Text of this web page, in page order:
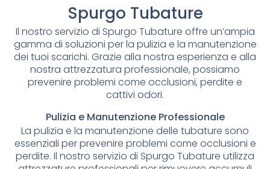
Spurgo Tubature
Il nostro servizio di Spurgo Tubature offre un’ampia
gamma di soluzioni per la pulizia e la manutenzione
dei tuoi scarichi. Grazie alla nostra esperienza e alla
nostra attrezzatura professionale, possiamo
prevenire problemi come occlusioni, perdite e
cattivi odori.
Pulizia e Manutenzione Professionale
La pulizia e la manutenzione delle tubature sono
essenziali per prevenire problemi come occlusioni e
perdite. Il nostro servizio di Spurgo Tubature utilizza